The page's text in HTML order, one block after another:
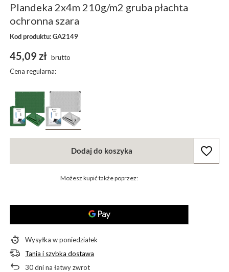
Plandeka 2x4m 210g/m2 gruba płachta
ochronna szara
Kod produktu: GA2149
45,09 zł brutto
Cena regularna:
Dodaj do koszyka
Możesz kupić także poprzez:
Wysyłkaw poniedziałek
Tania i szybka dostawa
30dni na łatwy zwrot